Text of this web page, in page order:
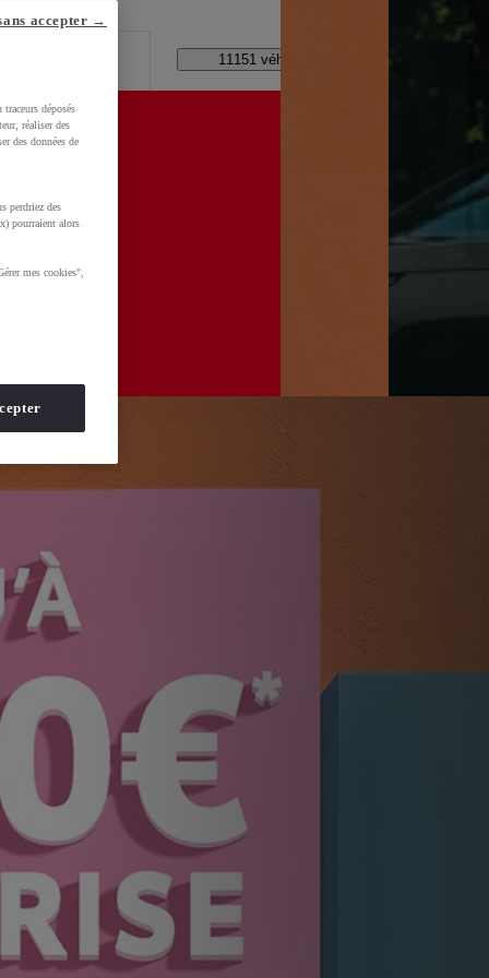
?
11151 véhicules disponibles
déposés
réaliser des
des données de
perdriez des
pourraient alors
mes cookies",
accepter →